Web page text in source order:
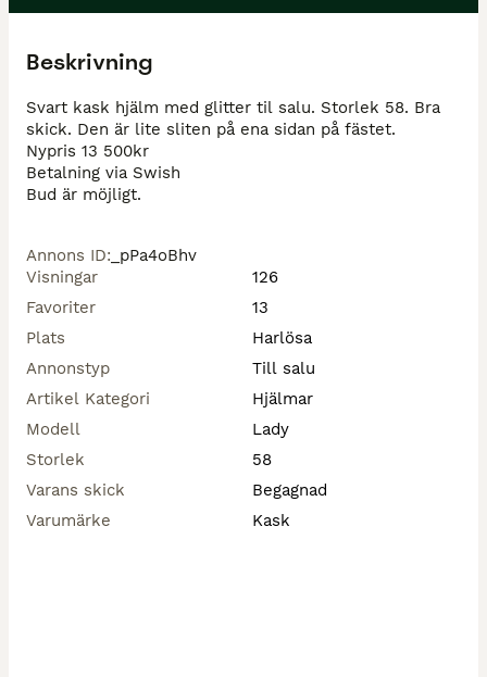
Beskrivning
Svart kask hjälm med glitter til salu. Storlek 58. Bra
skick. Den är lite sliten på ena sidan på fästet.
Nypris 13 500kr
Betalning via Swish
Bud är möjligt.
Annons ID: _pPa4oBhv
Visningar
126
Favoriter
13
Plats
Harlösa
Annonstyp
Till salu
Artikel Kategori
Hjälmar
Modell
Lady
Storlek
58
Varans skick
Begagnad
Varumärke
Kask